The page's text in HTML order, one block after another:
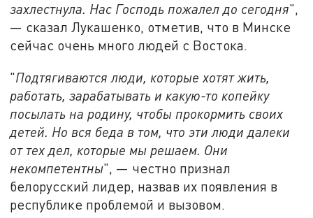
захлестнула. Нас Господь пожалел до сегодня",
— сказал Лукашенко, отметив, что в Минске
сейчас очень много людей с Востока.
"Подтягиваются люди, которые хотят жить,
работать, зарабатывать и какую-то копейку
посылать на родину, чтобы прокормить своих
детей. Но вся беда в том, что эти люди далеки
от тех дел, которые мы решаем. Они
некомпетентны", — честно признал
белорусский лидер, назвав их появления в
республике проблемой и вызовом.